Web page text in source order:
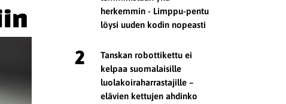
herkemmin - Limppu-pentu
löysi uuden kodin nopeasti
2
Tanskan robottikettu ei
kelpaa suomalaisille
luolakoiraharrastajille –
elävien kettujen ahdinko